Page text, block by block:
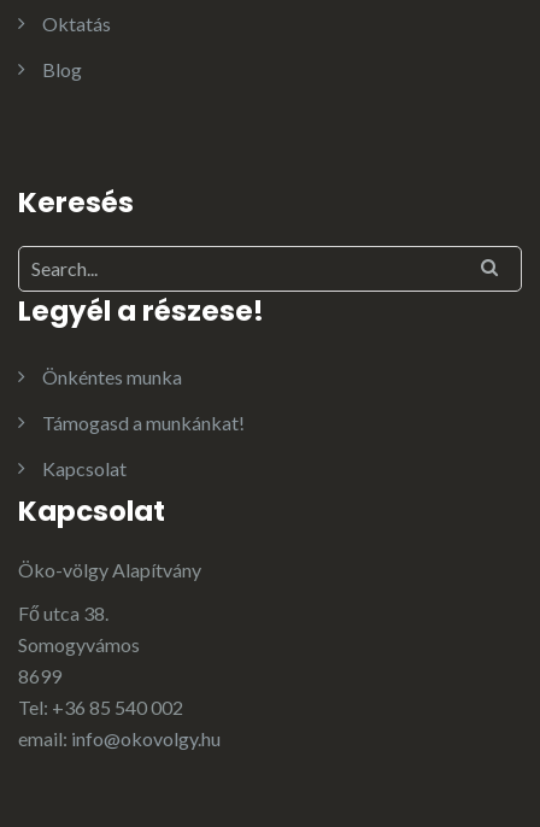
Oktatás
Blog
Keresés
Legyél a részese!
Önkéntes munka
Támogasd a munkánkat!
Kapcsolat
Kapcsolat
Öko-völgy Alapítvány
Fő utca 38.
Somogyvámos
8699
Tel: +36 85 540 002
email: info@okovolgy.hu